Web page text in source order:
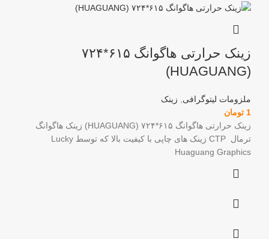
زینک حرارتی هاگوانگ ۶۱۵*۷۲۴
(HUAGUANG)
ملزومات لیتوگرافی
زینک
1 تومان
زینک حرارتی هاگوانگ ۶۱۵*۷۲۴ (HUAGUANG) زینک هاگوانگ
ترمال CTP زینک های چاپی با کیفیت بالا که توسط Lucky
Huaguang Graphics